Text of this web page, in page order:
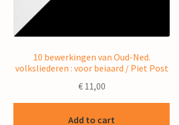
10 bewerkingen van Oud-Ned.
volksliederen : voor beiaard / Piet Post
€11,00
Add to cart